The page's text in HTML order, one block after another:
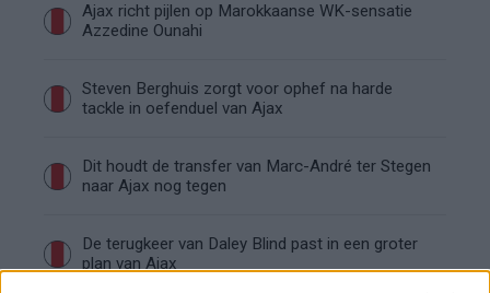
Ajax richt pijlen op Marokkaanse WK-sensatie
Azzedine Ounahi
Steven Berghuis zorgt voor ophef na harde
tackle in oefenduel van Ajax
Dit houdt de transfer van Marc-André ter Stegen
naar Ajax nog tegen
De terugkeer van Daley Blind past in een groter
plan van Ajax